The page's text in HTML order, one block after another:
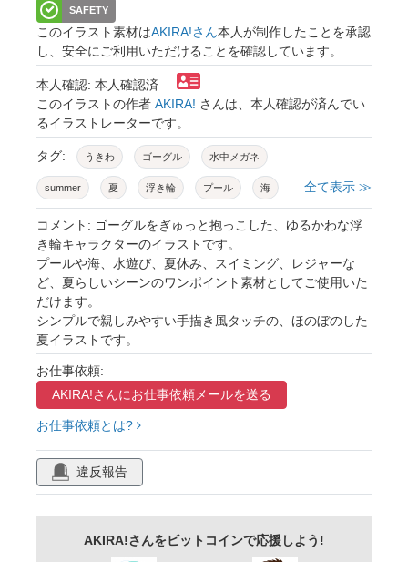
SAFETY
このイラスト素材はAKIRA!さん本人が制作したことを承認
し、安全にご利用いただけることを確認しています。
本人確認: 本人確認済
このイラストの作者 AKIRA! さんは、本人確認が済んでい
るイラストレーターです。
タグ: うきわ ゴーグル 水中メガネ
summer 夏 浮き輪 プール 海
ビーチ 水遊び レジャー
手描き 手書き 素材 かわいい
イラスト デザイン オリジナル
シンプル
アクセント 飾り
ふんわり
全て表示 ≫
コメント: ゴーグルをぎゅっと抱っこした、ゆるかわな浮
き輪キャラクターのイラストです。
プールや海、水遊び、夏休み、スイミング、レジャーな
ど、夏らしいシーンのワンポイント素材としてご使用いた
だけます。
シンプルで親しみやすい手描き風タッチの、ほのぼのした
夏イラストです。
お仕事依頼:
AKIRA!さんにお仕事依頼メールを送る
お仕事依頼とは?
違反報告
AKIRA!さんをビットコインで応援しよう!